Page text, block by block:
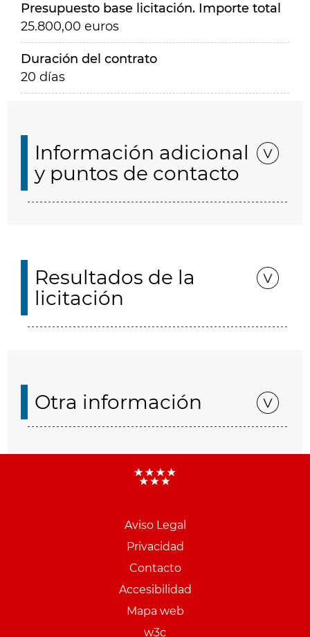
Presupuesto base licitación. Importe total
25.800,00 euros
Duración del contrato
20 días
Información adicional
y puntos de contacto
Resultados de la
licitación
Otra información
Aviso Legal
Privacidad
Contacto
Accesibilidad
Mapa web
w3c